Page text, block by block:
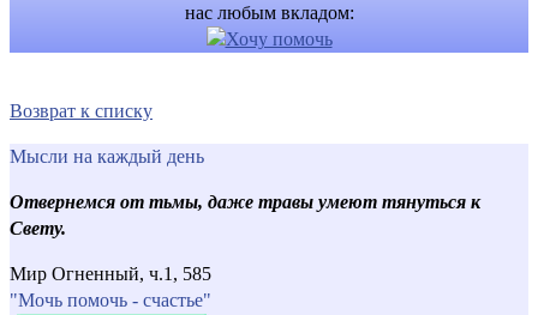
нас любым вкладом:
Возврат к списку
Мысли на каждый день
Отвернемся от тьмы, даже травы умеют тянуться к
Свету.
Мир Огненный, ч.1, 585
"Мочь помочь - счастье"